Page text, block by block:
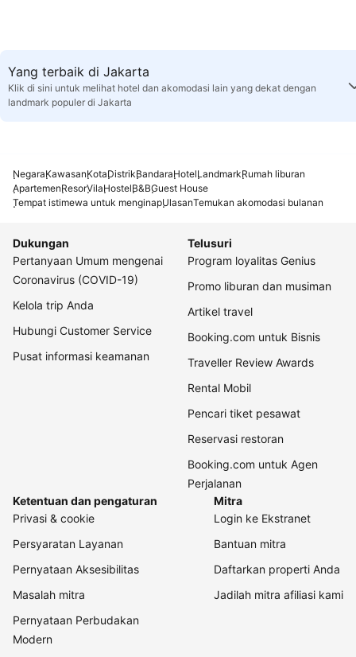
Yang terbaik di Jakarta
Klik di sini untuk melihat hotel dan akomodasi lain yang dekat dengan
landmark populer di Jakarta
NegaraKawasanKotaDistrikBandaraHotelLandmarkRumah liburan
ApartemenResorVilaHostelB&BGuest House
Tempat istimewa untuk menginapUlasanTemukan akomodasi bulanan
Dukungan
Pertanyaan Umum mengenai
Coronavirus (COVID-19)
Kelola trip Anda
Hubungi Customer Service
Pusat informasi keamanan
Telusuri
Program loyalitas Genius
Promo liburan dan musiman
Artikel travel
Booking.com untuk Bisnis
Traveller Review Awards
Rental Mobil
Pencari tiket pesawat
Reservasi restoran
Booking.com untuk Agen
Perjalanan
Ketentuan dan pengaturan
Privasi & cookie
Persyaratan Layanan
Pernyataan Aksesibilitas
Masalah mitra
Pernyataan Perbudakan
Modern
Mitra
Login ke Ekstranet
Bantuan mitra
Daftarkan properti Anda
Jadilah mitra afiliasi kami